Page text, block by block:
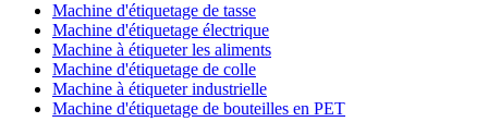
Machine d'étiquetage de tasse
Machine d'étiquetage électrique
Machine à étiqueter les aliments
Machine d'étiquetage de colle
Machine à étiqueter industrielle
Machine d'étiquetage de bouteilles en PET